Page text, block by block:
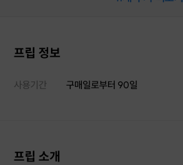
프립 정보
사용기간 구매일로부터 90일
프립 소개